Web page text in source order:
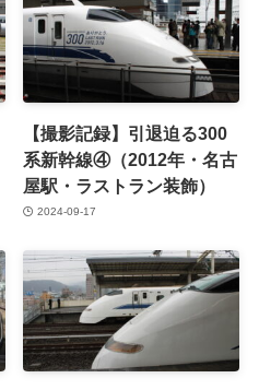
【撮影記録】引退迫る300
系新幹線④（2012年・名古
屋駅・ラストラン装飾）
2024-09-17